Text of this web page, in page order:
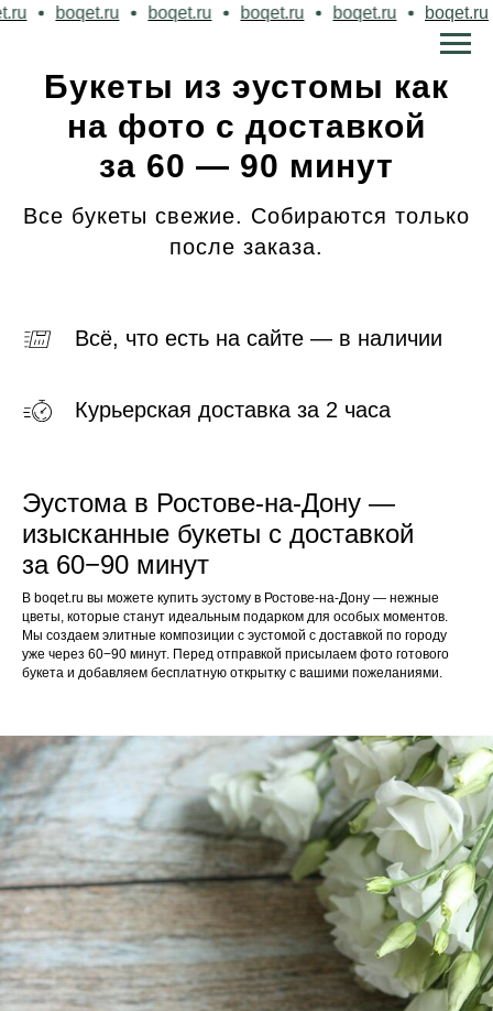
boqet.ru boqet.ru boqet.ru boqet.ru
Букеты из эустомы как
на фото с доставкой
за 60 — 90 минут
Все букеты свежие. Собираются только
после заказа.
Всё, что есть на сайте — в наличии
Курьерская доставка за 2 часа
Эустома в Ростове-на-Дону —
изысканные букеты с доставкой
за 60−90 минут
В boqet.ru вы можете купить эустому в Ростове-на-Дону — нежные
цветы, которые станут идеальным подарком для особых моментов.
Мы создаем элитные композиции с эустомой с доставкой по городу
уже через 60−90 минут. Перед отправкой присылаем фото готового
букета и добавляем бесплатную открытку с вашими пожеланиями.